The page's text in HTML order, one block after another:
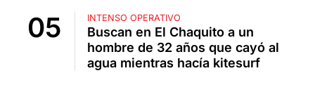
INTENSO OPERATIVO
Buscan en El Chaquito a un
hombre de 32 años que cayó al
agua mientras hacía kitesurf